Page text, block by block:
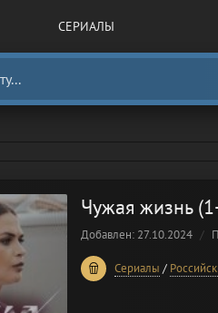
СЕРИАЛЫ
Чужая жизнь
Добавлен: 27.10.2024
Сериалы /